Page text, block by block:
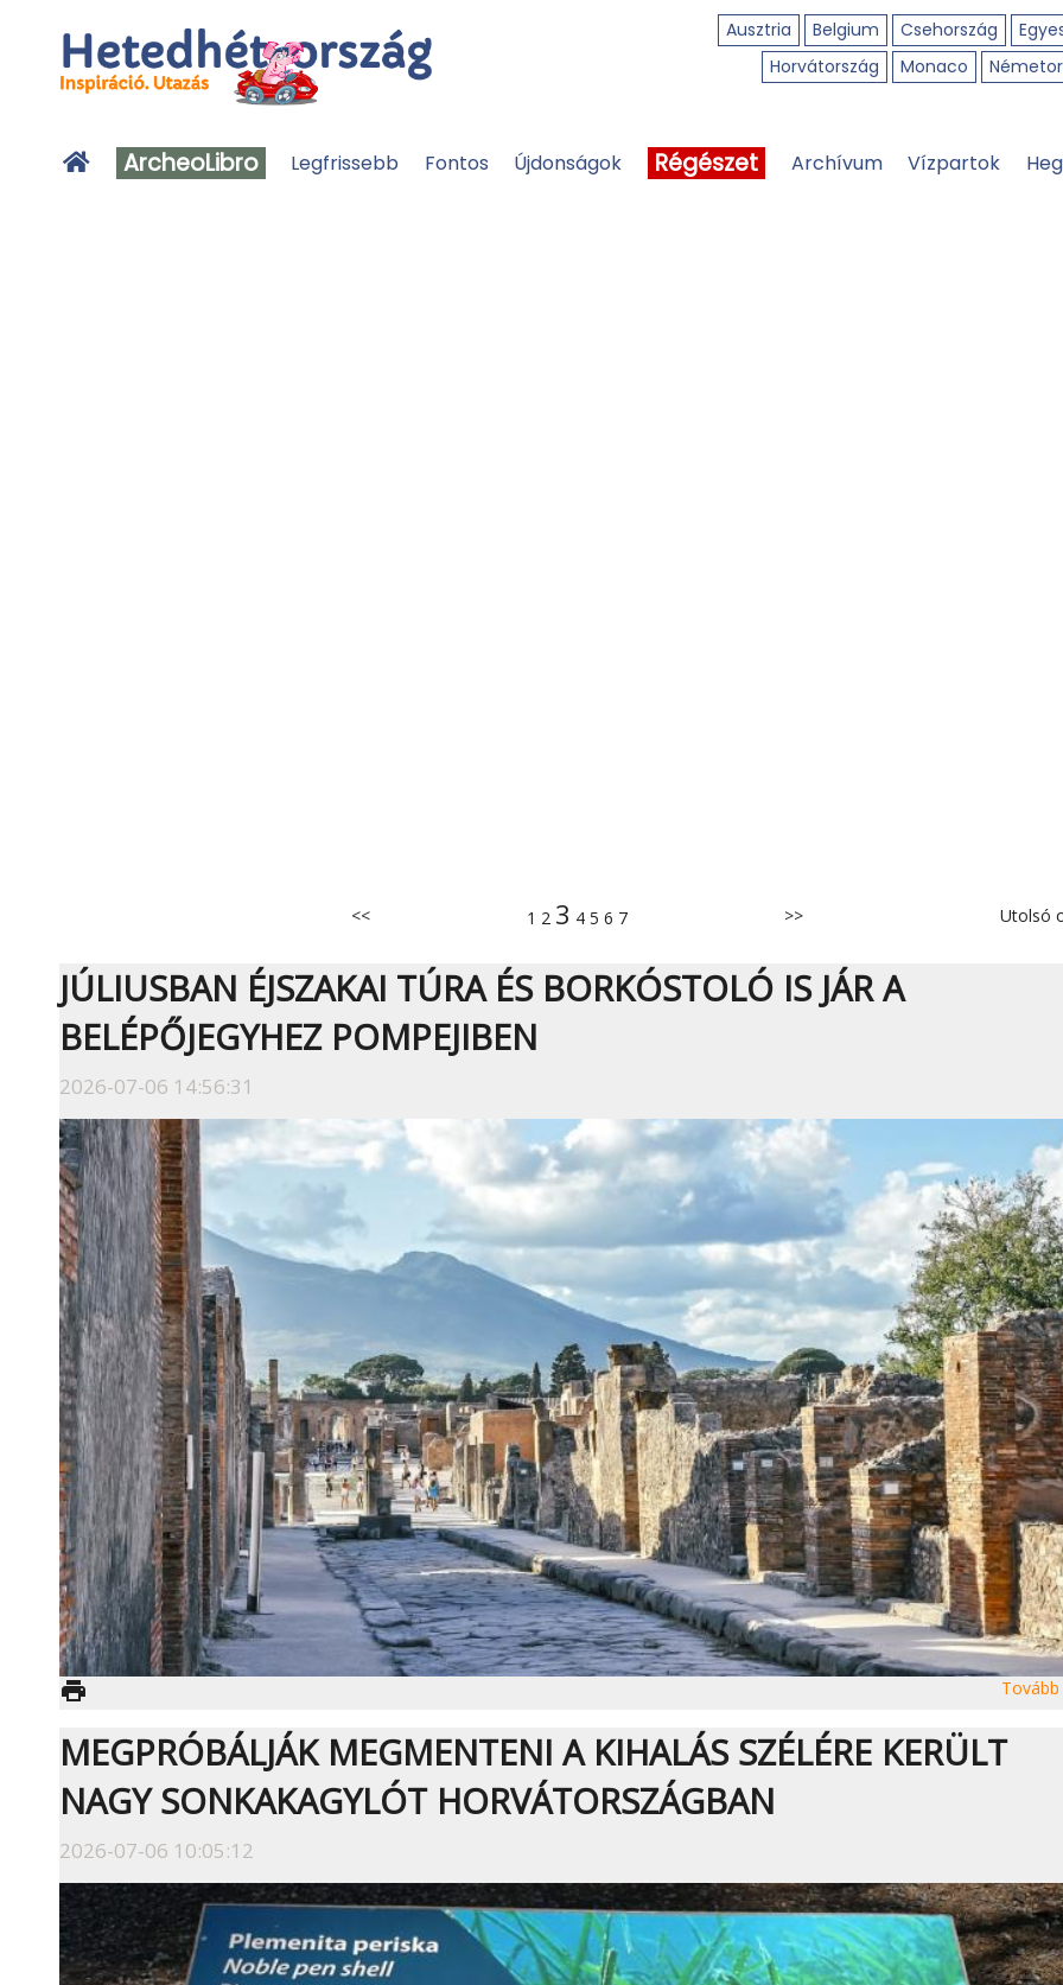
Ausztria Belgium Csehország
Horvátország
Monaco
ArcheoLibro Legfrissebb Fontos Újdonságok Régészet Archívum Vízpartok
<< 1 2 3 4 5 6 7 >> Utolsó
JÚLIUSBAN ÉJSZAKAI TÚRA ÉS BORKÓSTOLÓ IS JÁR A
BELÉPŐJEGYHEZ POMPEJIBEN
2026-07-06 14:56:31
Tovább
print
MEGPRÓBÁLJÁK MEGMENTENI A KIHALÁS SZÉLÉRE KERÜLT
NAGY SONKAKAGYLÓT HORVÁTORSZÁGBAN
2026-07-06 10:05:12